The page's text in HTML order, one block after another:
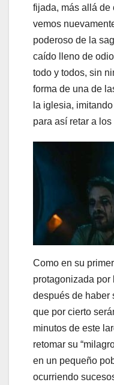
fijada, más allá de
vemos
poderoso de la
caído lleno de
todo y todos, sin
forma de una de
la iglesia,
para así retar a los
Como en su
protagonizada por
después de haber
que por cierto
minutos de este
retomar su
en un pequeño
ocurriendo